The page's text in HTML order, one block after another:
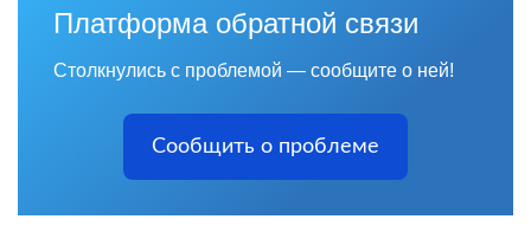
Платформа обратной связи
Столкнулись с проблемой — сообщите о ней!
Сообщить о проблеме